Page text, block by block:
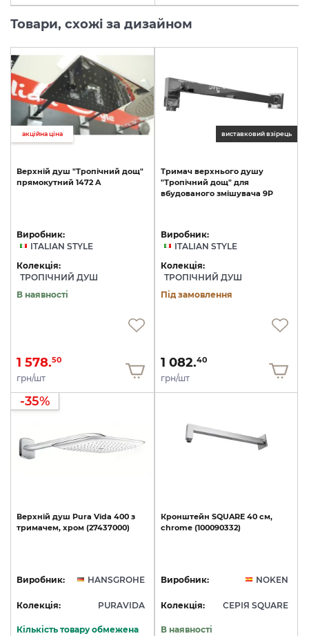
Товари, схожі за дизайном
акційна ціна
Верхній душ "Тропічний дощ"
прямокутний 1472 A
Виробник:
ITALIAN STYLE
Колекція:
ТРОПІЧНИЙ ДУШ
В наявності
1 578.50
грн/шт
виставковий взірець
Тримач верхнього душу
"Тропічний дощ" для
вбудованого змішувача 9P
Виробник:
ITALIAN STYLE
Колекція:
ТРОПІЧНИЙ ДУШ
Під замовлення
1 082.40
грн/шт
-35%
Верхній душ Pura Vida 400 з
тримачем, хром (27437000)
Виробник: HANSGROHE
Колекція: PURAVIDA
Кількість товару обмежена
Кронштейн SQUARE 40 см,
chrome (100090332)
Виробник: NOKEN
Колекція: СЕРІЯ SQUARE
В наявності